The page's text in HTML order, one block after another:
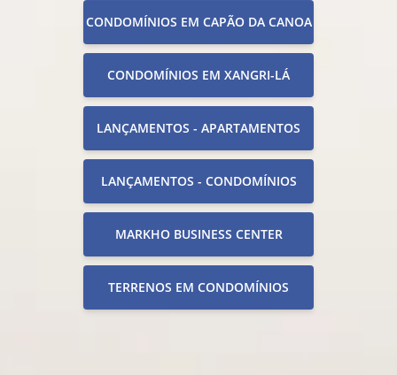
CONDOMÍNIOS EM CAPÃO DA CANOA
CONDOMÍNIOS EM XANGRI-LÁ
LANÇAMENTOS - APARTAMENTOS
LANÇAMENTOS - CONDOMÍNIOS
MARKHO BUSINESS CENTER
TERRENOS EM CONDOMÍNIOS